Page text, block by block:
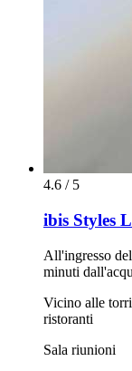
4.6 / 5
ibis Styles
All'ingresso
minuti
Vicino alle
ristoranti
Sala riunioni